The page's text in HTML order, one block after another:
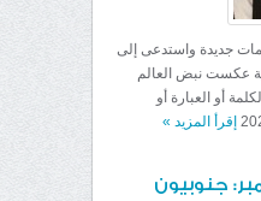
أذهانا كلمات جديدة واستدعى إلى
عكست نبض العالم
أو العبارة أو
إقرأ المزيد »
جنوبيون